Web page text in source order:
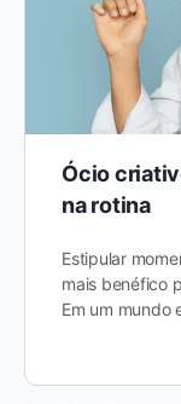
Ócio
na rotina
Estipular
mais benéfico
Em um mundo